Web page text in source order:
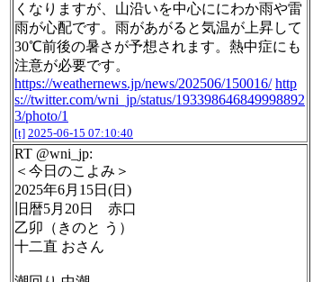
くなりますが、山沿いを中心ににわか雨や雷
雨が心配です。雨があがると気温が上昇して
30℃前後の暑さが予想されます。熱中症にも
注意が必要です。
https://weathernews.jp/news/202506/150016/ http
s://twitter.com/wni_jp/status/193398646849998892
3/photo/1
[t] 2025-06-15 07:10:40
RT @wni_jp:
＜今日のこよみ＞
2025年6月15日(日)
旧暦5月20日 赤口
乙卯（きのと う）
十二直 おさん